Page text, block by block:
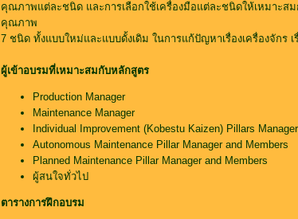
คุณภาพแต่ละชนิด และการเลือกใช้เครื่องมือแต่ละชนิดให้เหมาะ
คุณภาพ
7 ชนิด ทั้งแบบใหม่และแบบดั้งเดิม ในการแก้ปัญหาเรื่องเครื่องจักร
ผู้เข้าอบรมที่เหมาะสมกับหลักสูตร
Production Manager
Maintenance Manager
Individual Improvement (Kobestu Kaizen) Pillars
Autonomous Maintenance Pillar Manager and Members
Planned Maintenance Pillar Manager and Members
ผู้สนใจทั่วไป
ตารางการฝึกอบรม